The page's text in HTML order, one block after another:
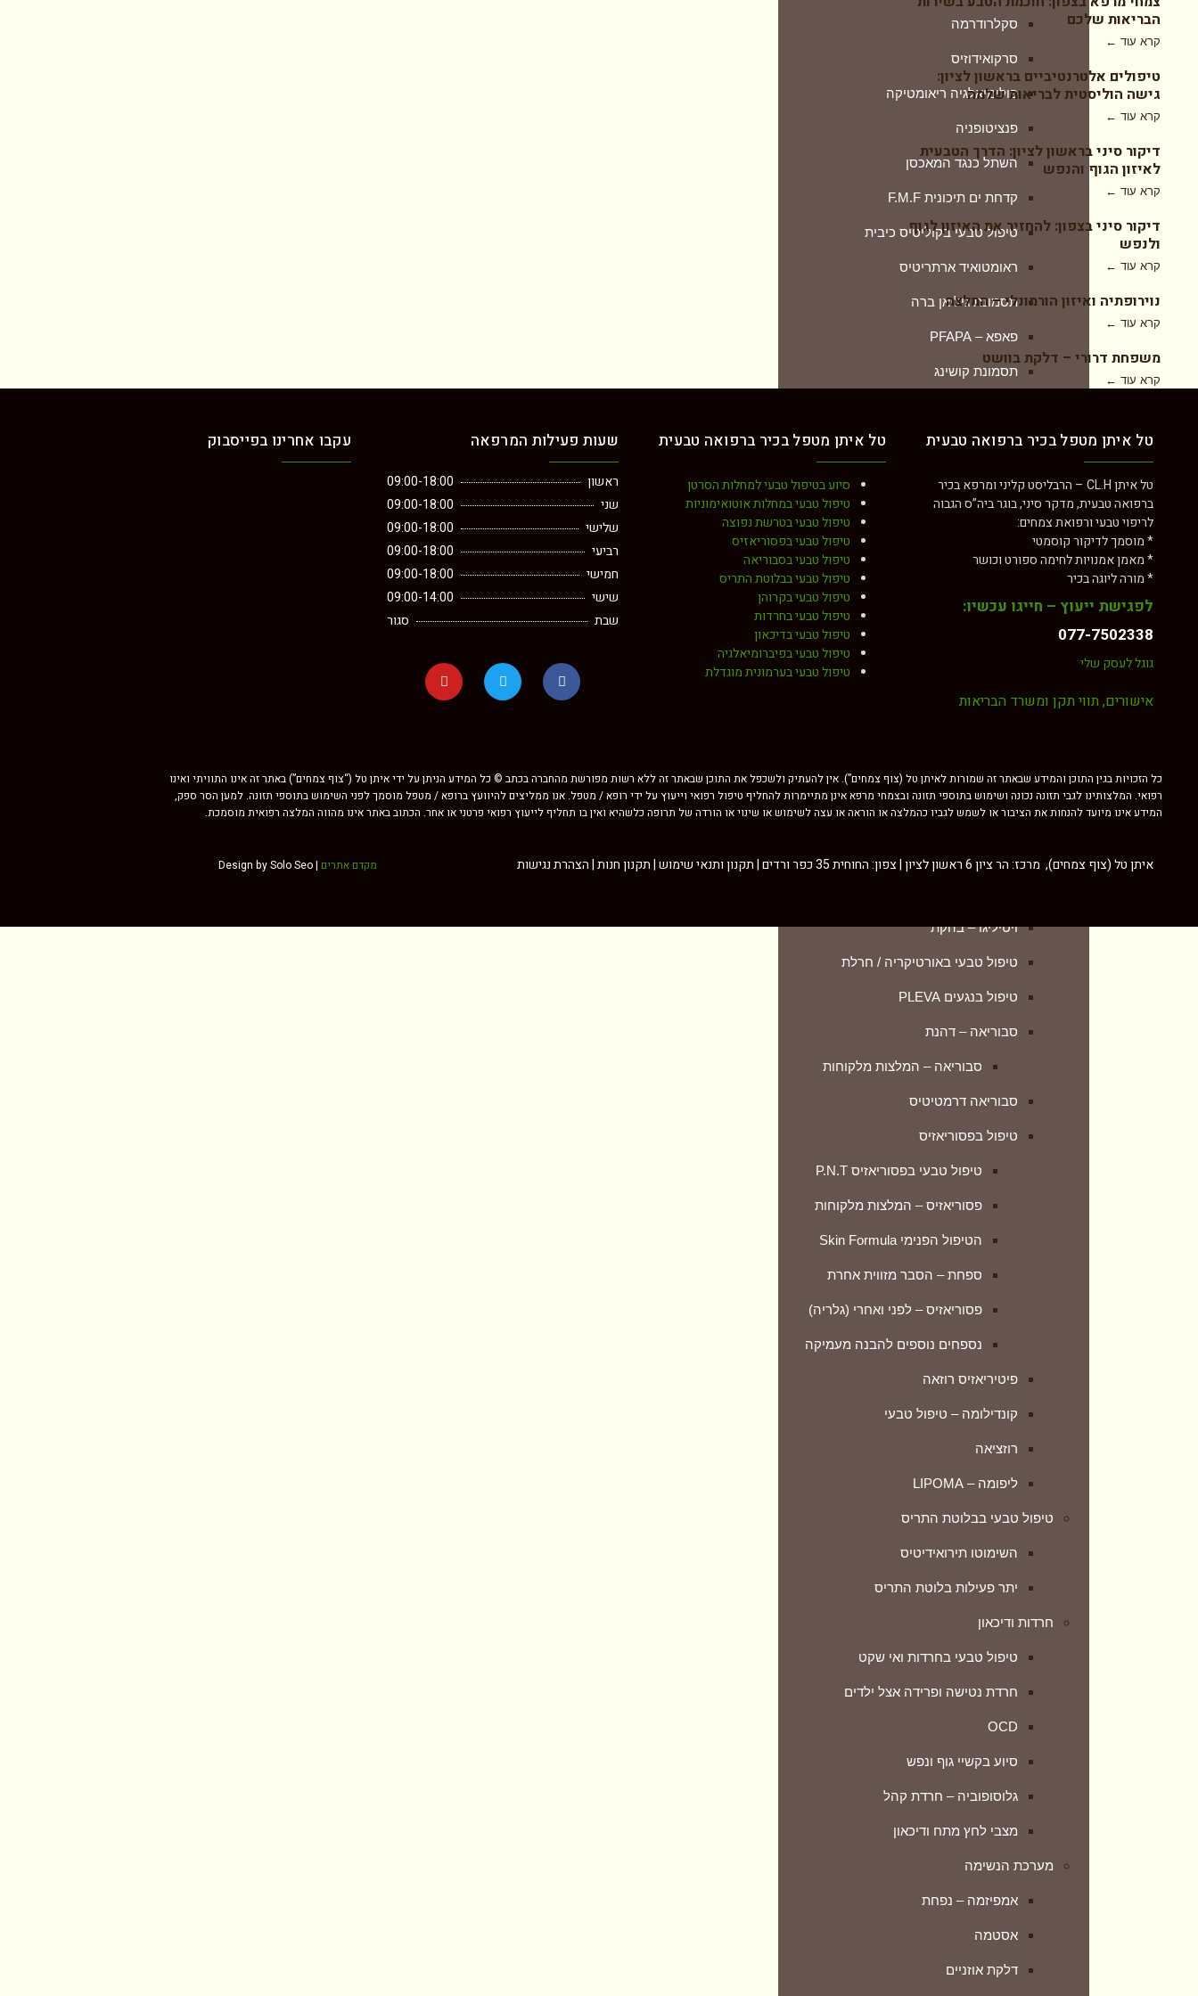
תסמונת קושינג
מחלות סרטן
לוקמיה מיאלואידית חריפה
מלנומה ומלנומה גרורתית
סרטן במיתרי הקול
סרטן כבד
סרטן הלבלב
סרטן הערמונית ו-PSA גבוה
סרטן השד
סרטן שלפוחית השתן
שוונומה וסטיבולרית
אורטיקריה פיגמנטוזה
אקנה
אטופיק דרמטיטיס
טיפול טבעי באורטיקריה / חרלת
טיפול בפסוריאזיס
פסוריאזיס – המלצות מלקוחות
ספחת – הסבר מזווית אחרת
פסוריאזיס – לפני ואחרי (גלריה)
נספחים נוספים להבנה מעמיקה
פיטיריאזיס רוזאה
קונדילומה – טיפול טבעי
רוזציאה
ליפומה – LIPOMA
טיפול טבעי בבלוטת התריס
השימוטו תירואידיטיס
יתר פעילות בלוטת התריס
חרדות ודיכאון
טיפול טבעי בחרדות ואי שקט
חרדת נטישה ופרידה אצל ילדים
OCD
סיוע בקשיי גוף ונפש
גלוסופוביה – חרדת קהל
מצבי לחץ מתח ודיכאון
מערכת הנשימה
אמפיזמה – נפחת
אסטמה
דלקת אוזניים
דלקת סינוסיטיס (גתות)
טטרנות – אובדן חוש הריח
כאבי גרון
ליחה
תסמונת C.C.H.S
מערכת העיכול
טיפול טבעי בבקע סרעפתי
טיפול בגזים
גסטריטיס
דיבריטיקוליטיס – דלקת הסעיפים
סקלרודרמה
סרקואידוזיס
פולימיאלגיה ריאומטיקה
‏פנציטופניה
השתל כנגד המאכסן
קדחת ים תיכונית F.M.F
טיפול טבעי בקוליטיס כיבית
ראומטואיד ארתריטיס
תסמונת גיליאן ברה
פאפא – PFAPA
תסמונת קושינג
לוקמיה מיאלואידית חריפה
סרטן במיתרי הקול
סרטן הערמונית ו-PSA גבוה
אורטיקריה פיגמנטוזה
אטופיק דרמטיטיס
ויטיליגו – בהקת
טיפול טבעי באורטיקריה / חרלת
טיפול בנגעים PLEVA
סבוריאה – דהנת
סבוריאה – המלצות מלקוחות
סבוריאה דרמטיטיס
טיפול בפסוריאזיס
טיפול טבעי בפסוריאזיס P.N.T
פסוריאזיס – המלצות מלקוחות
הטיפול הפנימי Skin Formula
ספחת – הסבר מזווית אחרת
פסוריאזיס – לפני ואחרי (גלריה)
נספחים נוספים להבנה מעמיקה
פיטיריאזיס רוזאה
קונדילומה – טיפול טבעי
רוזציאה
ליפומה – LIPOMA
טיפול טבעי בבלוטת התריס
השימוטו תירואידיטיס
יתר פעילות בלוטת התריס
חרדות ודיכאון
טיפול טבעי בחרדות ואי שקט
חרדת נטישה ופרידה אצל ילדים
OCD
סיוע בקשיי גוף ונפש
גלוסופוביה – חרדת קהל
מצבי לחץ מתח ודיכאון
מערכת הנשימה
אמפיזמה – נפחת
אסטמה
דלקת אוזניים
הבריאות שלכם
קרא עוד ←
טיפולים אלטרנטיביים בראשון לציון:
גישה הוליסטית לבריאות שלמה
קרא עוד ←
דיקור סיני בראשון לציון: הדרך הטבעית
לאיזון הגוף והנפש
קרא עוד ←
דיקור סיני בצפון: להחזיר את האיזון לגוף
ולנפש
קרא עוד ←
נוירופתיה ואיזון הורמונלי – המלצה
קרא עוד ←
משפחת דרורי – דלקת בוושט
קרא עוד ←
טל איתן מטפל בכיר ברפואה טבעית
טל איתן CL.H – הרבליסט קליני ומרפא בכיר
ברפואה טבעית, מדקר סיני, בוגר ביה”ס הגבוה
לריפוי טבעי ורפואת צמחים:
* מוסמך לדיקור קוסמטי
* מאמן אמנויות לחימה ספורט וכושר
* מורה ליוגה בכיר
לפגישת ייעוץ – חייגו עכשיו:
077-7502338
גוגל לעסק שלי
אישורים, תווי תקן ומשרד הבריאות
טל איתן מטפל בכיר ברפואה טבעית
סיוע בטיפול טבעי למחלות הסרטן
טיפול טבעי במחלות אוטואימוניות
טיפול טבעי בטרשת נפוצה
טיפול טבעי בפסוריאזיס
טיפול טבעי בסבוריאה
טיפול טבעי בבלוטת התריס
טיפול טבעי בקרוהן
טיפול טבעי בחרדות
טיפול טבעי בדיכאון
טיפול טבעי בפיברומיאלגיה
טיפול טבעי בערמונית מוגדלת
שעות פעילות המרפאה
ראשון
09:00-18:00
שני
09:00-18:00
שלישי
09:00-18:00
רביעי
09:00-18:00
חמישי
09:00-18:00
שישי
09:00-14:00
שבת
סגור
עקבו אחרינו בפייסבוק
כל הזכויות בגין התוכן והמידע שבאתר זה שמורות לאיתן טל (צוף צמחים”). אין להעתיק ולשכפל את התוכן שבאתר זה ללא רשות מפורשת מהחברה בכתב © כל המידע הניתן על ידי איתן טל (“צוף צמחים”) באתר זה אינו התוויתי ואינו
רפואי. המלצותינו לגבי תזונה נכונה ושימוש בתוספי תזונה ובצמחי מרפא אינן מתיימרות להחליף טיפול רפואי וייעוץ על ידי רופא / מטפל. אנו ממליצים להיוועץ ברופא / מטפל מוסמך לפני השימוש בתוספי תזונה. למען הסר ספק,
המידע אינו מיועד להנחות את הציבור או לשמש לגביו כהמלצה או הוראה או עצה לשימוש או שינוי או הורדה של תרופה כלשהיא ואין בו תחליף לייעוץ רפואי פרטני או אחר. הכתוב באתר אינו מהווה המלצה רפואית מוסמכת.
איתן טל (צוף צמחים), מרכז: הר ציון 6 ראשון לציון | צפון: החוחית 35 כפר ורדים | תקנון ותנאי שימוש|תקנון חנות|הצהרת נגישות Design by Solo Seo | מקדם אתרים